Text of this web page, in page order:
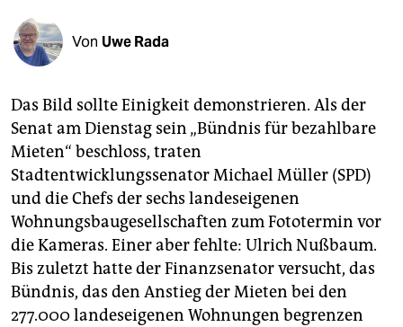
shop
fragen & hilfe
unterstützen
abo
genossenschaft
epaper login
Von Uwe Rada
Das Bild sollte Einigkeit demonstrieren. Als der
Senat am Dienstag sein „Bündnis für bezahlbare
Mieten“ beschloss, traten
Stadtentwicklungssenator Michael Müller (SPD)
und die Chefs der sechs landeseigenen
Wohnungsbaugesellschaften zum Fototermin vor
die Kameras. Einer aber fehlte: Ulrich Nußbaum.
Bis zuletzt hatte der Finanzsenator versucht, das
Bündnis, das den Anstieg der Mieten bei den
277.000 landeseigenen Wohnungen begrenzen